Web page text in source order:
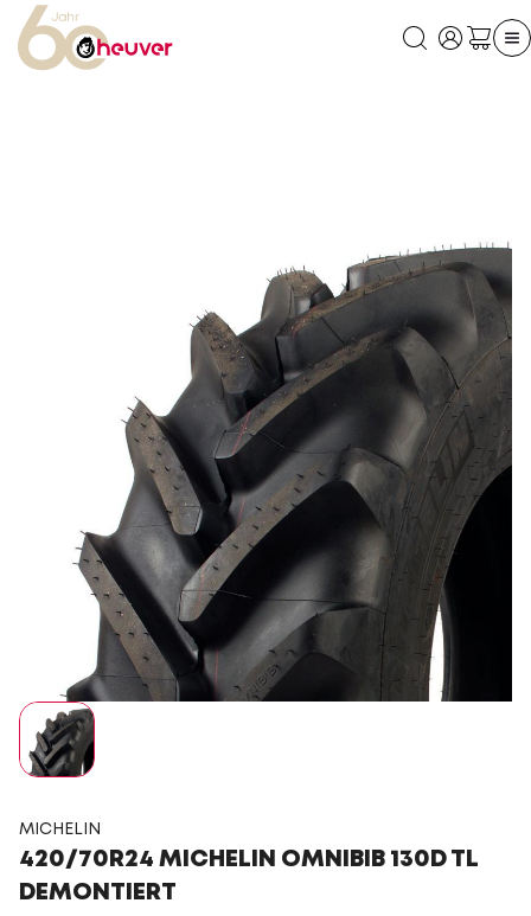
MICHELIN
420/70R24 MICHELIN OMNIBIB 130D TL
DEMONTIERT